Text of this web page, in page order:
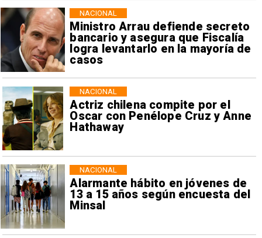
Ministro Arrau defiende secreto
bancario y asegura que Fiscalía
logra levantarlo en la mayoría de
casos
NACIONAL
Actriz chilena compite por el
Oscar con Penélope Cruz y Anne
Hathaway
NACIONAL
Alarmante hábito en jóvenes de
13 a 15 años según encuesta del
Minsal
NACIONAL